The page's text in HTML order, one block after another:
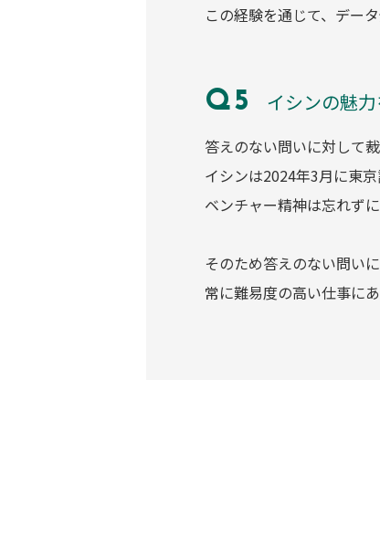
この経験を通じて、デー
イシンの魅
答えのない問いに対して
イシンは2024年3月に東
ベンチャー精神は忘れず
そのため答えのない問い
常に難易度の高い仕事に